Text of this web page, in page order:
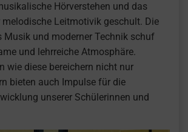
Hörverstehen und das
Leitmotivik geschult. Die
Musik und moderner Technik schuf
und lehrreiche Atmosphäre.
wie diese bereichern nicht nur
bieten auch Impulse für die
unserer Schülerinnen und